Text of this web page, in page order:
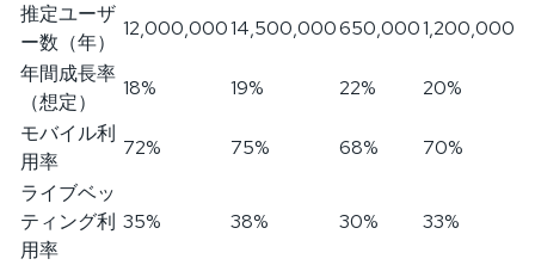
推定ユーザ
ー数（年）
12,000,00014,500,000650,0001,200,000
年間成長率
（想定）
18% 19% 22%
20%
モバイル利
用率
72% 75% 68%
70%
ライブベッ
ティング利
用率
35% 38% 30% 33%